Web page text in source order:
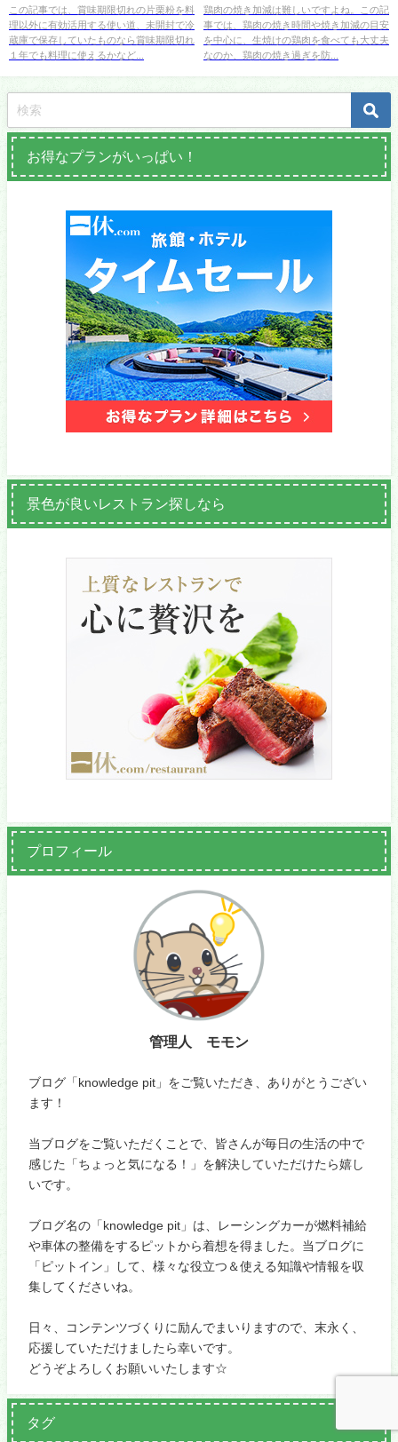
ら料理に使える？
この記事では、賞味期限切れの片栗粉を料
理以外に有効活用する使い道、未開封で冷
蔵庫で保存していたものなら賞味期限切れ
１年でも料理に使えるかなど...
ない？
鶏肉の焼き加減は難しいですよね。この記
事では、鶏肉の焼き時間や焼き加減の目安
を中心に、生焼けの鶏肉を食べても大丈夫
なのか、鶏肉の焼き過ぎを防...
お得なプランがいっぱい！
景色が良いレストラン探しなら
プロフィール
管理人 モモン
ブログ「knowledge pit」をご覧いただき、ありがとうござい
ます！
当ブログをご覧いただくことで、皆さんが毎日の生活の中で
感じた「ちょっと気になる！」を解決していただけたら嬉し
いです。
ブログ名の「knowledge pit」は、レーシングカーが燃料補給
や車体の整備をするピットから着想を得ました。当ブログに
「ピットイン」して、様々な役立つ＆使える知識や情報を収
集してくださいね。
日々、コンテンツづくりに励んでまいりますので、末永く、
応援していただけましたら幸いです。
どうぞよろしくお願いいたします☆
タグ